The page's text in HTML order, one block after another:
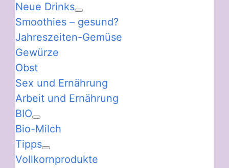
Neue Drinks
Smoothies – gesund?
Jahreszeiten-Gemüse
Gewürze
Obst
Sex und Ernährung
Arbeit und Ernährung
BIO
Bio-Milch
Tipps
Vollkornprodukte